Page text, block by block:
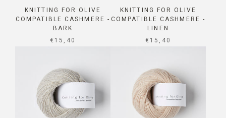
KNITTING FOR OLIVE
COMPATIBLE CASHMERE -
BARK
SALE PRICE
€15,40
KNITTING FOR OLIVE
COMPATIBLE CASHMERE -
LINEN
SALE PRICE
€15,40